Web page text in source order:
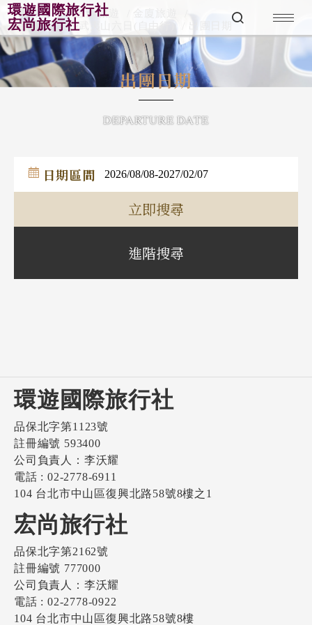
環遊國際旅行社
宏尚旅行社
首頁 小三通旅遊
金廈小三通~武夷山六日(自由行)
出團日期
DEPARTURE DATE
日期區間
環遊國際旅行社
品保北字第1123號
註冊編號 593400
公司負責人：李沃耀
電話 : 02-2778-6911
104 台北市中山區復興北路58號8樓之1
宏尚旅行社
品保北字第2162號
註冊編號 777000
公司負責人：李沃耀
電話 : 02-2778-0922
104 台北市中山區復興北路58號8樓